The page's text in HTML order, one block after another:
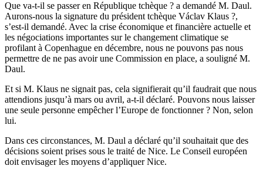
Que va-t-il se passer en République tchèque ? a demandé M. Daul.
Aurons-nous la signature du président tchèque Václav Klaus ?,
s’est-il demandé. Avec la crise économique et financière actuelle et
les négociations importantes sur le changement climatique se
profilant à Copenhague en décembre, nous ne pouvons pas nous
permettre de ne pas avoir une Commission en place, a souligné M.
Daul.
Et si M. Klaus ne signait pas, cela signifierait qu’il faudrait que nous
attendions jusqu’à mars ou avril, a-t-il déclaré. Pouvons nous laisser
une seule personne empêcher l’Europe de fonctionner ? Non, selon
lui.
Dans ces circonstances, M. Daul a déclaré qu’il souhaitait que des
décisions soient prises sous le traité de Nice. Le Conseil européen
doit envisager les moyens d’appliquer Nice.